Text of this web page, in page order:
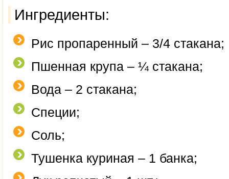
Ингредиенты:
Рис пропаренный – 3/4 стакана;
Пшенная крупа – ¼ стакана;
Вода – 2 стакана;
Специи;
Соль;
Тушенка куриная – 1 банка;